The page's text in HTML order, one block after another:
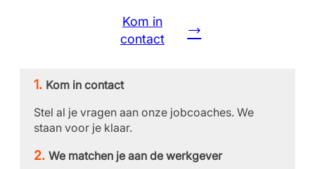
Kom in
contact
Kom in contact
Stel al je vragen aan onze jobcoaches. We
staan voor je klaar.
We matchen je aan de werkgever